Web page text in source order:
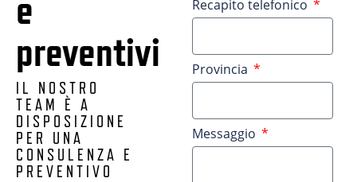
preventivi
IL NOSTRO
TEAM È A
DISPOSIZIONE
PER UNA
CONSULENZA E
PREVENTIVO
Recapito telefonico
Provincia
Messaggio